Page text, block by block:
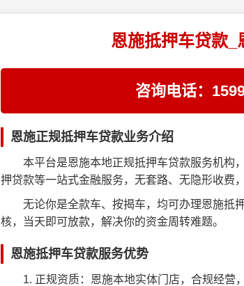
恩施抵押车贷款_
咨询电话：
恩施正规抵押车贷款业务介绍
本平台是恩施本地正规抵押车贷款服务机构
押贷款等一站式金融服务，无套路、无隐形收费
无论你是全款车、按揭车，均可办理恩施抵
核，当天即可放款，解决你的资金周转难题。
恩施抵押车贷款服务优势
1. 正规资质：恩施本地实体门店，合规经营